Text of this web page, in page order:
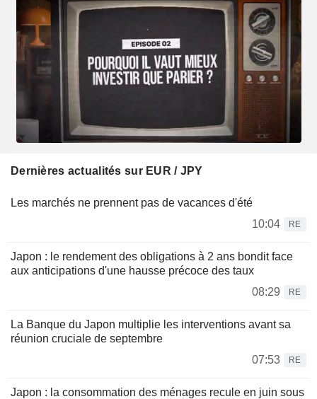
Dernières actualités sur EUR / JPY
Les marchés ne prennent pas de vacances d'été
10:04
RE
Japon : le rendement des obligations à 2 ans bondit face
aux anticipations d'une hausse précoce des taux
08:29
RE
La Banque du Japon multiplie les interventions avant sa
réunion cruciale de septembre
07:53
RE
Japon : la consommation des ménages recule en juin sous